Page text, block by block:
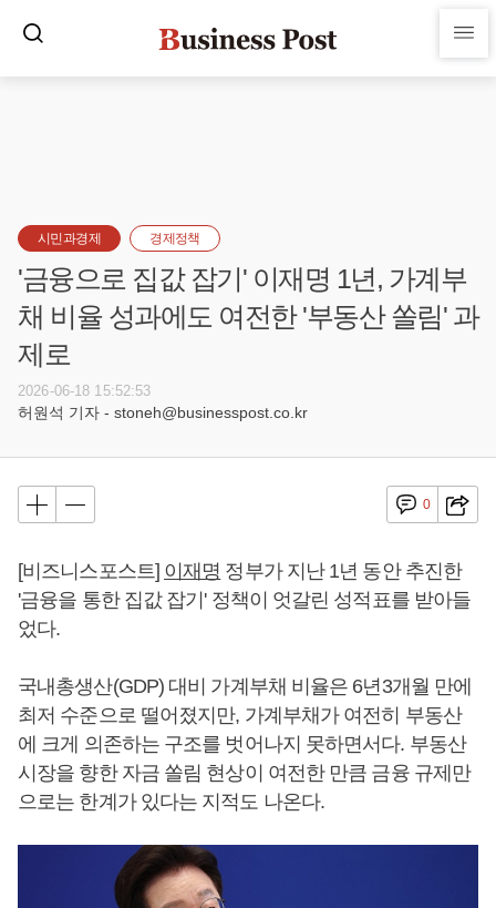
시민과경제 경제정책
'금융으로 집값 잡기' 이재명 1년, 가계부
채 비율 성과에도 여전한 '부동산 쏠림' 과
제로
2026-06-18 15:52:53
허원석 기자 - stoneh@businesspost.co.kr
0
[비즈니스포스트] 이재명 정부가 지난 1년 동안 추진한
'금융을 통한 집값 잡기' 정책이 엇갈린 성적표를 받아들
었다.
국내총생산(GDP) 대비 가계부채 비율은 6년3개월 만에
최저 수준으로 떨어졌지만, 가계부채가 여전히 부동산
에 크게 의존하는 구조를 벗어나지 못하면서다. 부동산
시장을 향한 자금 쏠림 현상이 여전한 만큼 금융 규제만
으로는 한계가 있다는 지적도 나온다.